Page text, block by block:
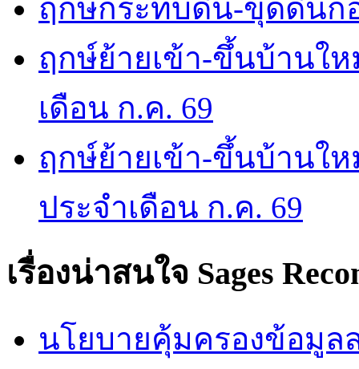
ฤกษ์กระทบดิน-ขุดดินก่
ฤกษ์ย้ายเข้า-ขึ้นบ้านใ
เดือน ก.ค. 69
ฤกษ์ย้ายเข้า-ขึ้นบ้านใ
ประจำเดือน ก.ค. 69
เรื่องน่าสนใจ Sages
นโยบายคุ้มครองข้อมูล